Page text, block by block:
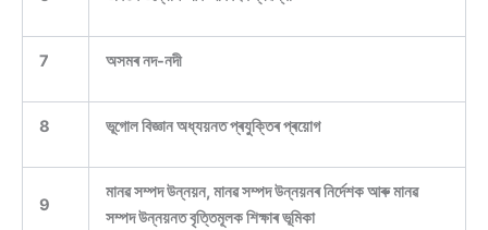
7 অসমৰ নদ-নদী
8 ভূগোল বিজ্ঞান অধ্যয়নত প্ৰযুক্তিৰ প্ৰয়োগ
9
মানৱ সম্পদ উন্নয়ন, মানৱ সম্পদ উন্নয়নৰ নিৰ্দেশক আৰু মানৱ
সম্পদ উন্নয়নত বৃত্তিমূলক শিক্ষাৰ ভূমিকা